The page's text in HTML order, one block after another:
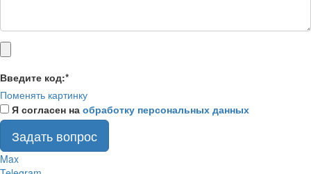
Введите код:*
Поменять картинку
Я согласен на обработку персональных данных
Задать вопрос
Max